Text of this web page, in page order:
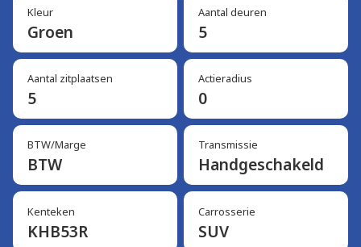
Kleur
Groen
Aantal deuren
5
Aantal zitplaatsen
5
Actieradius
0
BTW/Marge
BTW
Transmissie
Handgeschakeld
Kenteken
KHB53R
Carrosserie
SUV